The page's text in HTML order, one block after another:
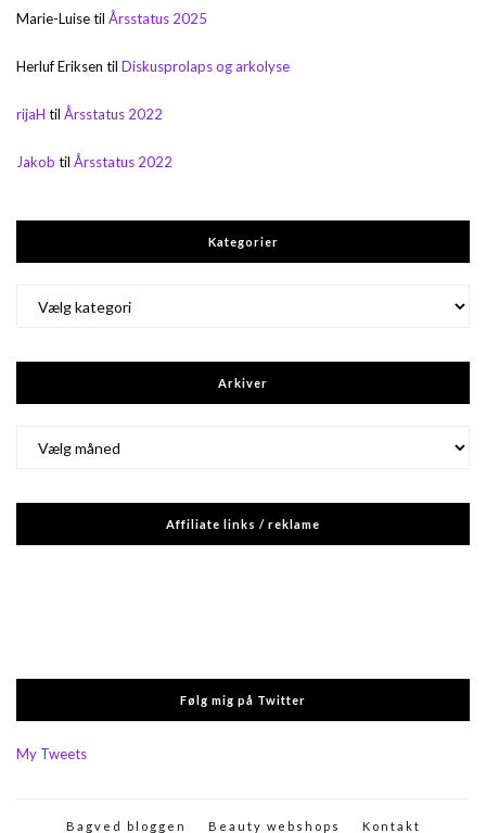
Marie-Luisetil Årsstatus 2025
Herluf Eriksen til Diskusprolaps og arkolyse
rijaH til Årsstatus 2022
Jakob til Årsstatus 2022
Kategorier
Arkiver
Affiliate links / reklame
Følg mig på Twitter
My Tweets
Bagved bloggen Beauty webshops Kontakt